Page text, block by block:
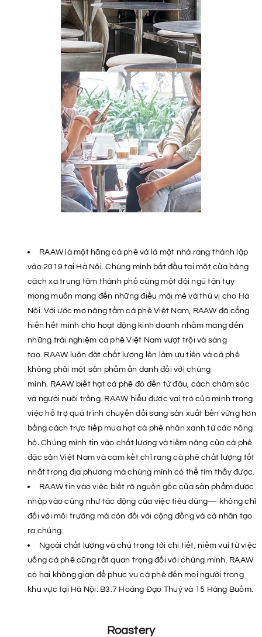
RAAW là một hãng cà phê và là một nhà rang thành lập
vào 2019 tại Hà Nội. Chúng mình bắt đầu tại một cửa hàng
cách xa trung tâm thành phố cùng một đội ngũ tận tụy
mong muốn mang đến những điều mới mẻ và thú vị cho Hà
Nội. Với ước mơ nâng tầm cà phê Việt Nam, RAAW đã cống
hiến hết mình cho hoạt động kinh doanh nhằm mang đến
những trải nghiệm cà phê Việt Nam vượt trội và sáng
tạo. RAAW luôn đặt chất lượng lên làm ưu tiên và cà phê
không phải một sản phẩm ẩn danh đối với chúng
mình. RAAW biết hạt cà phê đó đến từ đâu, cách chăm sóc
và người nuôi trồng. RAAW hiểu được vai trò của mình trong
việc hỗ trợ quá trình chuyển đổi sang sản xuất bền vững hơn
bằng cách trực tiếp mua hạt cà phê nhân xanh từ các nông
hộ. Chúng mình tin vào chất lượng và tiềm năng của cà phê
đặc sản Việt Nam và cam kết chỉ rang cà phê chất lượng tốt
nhất trong địa phương mà chúng mình có thể tìm thấy được.
RAAW tin vào việc biết rõ nguồn gốc của sản phẩm được
nhập vào cũng như tác động của việc tiêu dùng— không chỉ
đối với môi trường mà còn đối với cộng đồng và cá nhân tạo
ra chúng.
Ngoài chất lượng và chú trọng tới chi tiết, niềm vui từ việc
uống cà phê cũng rất quan trọng đối với chúng mình. RAAW
có hai không gian để phục vụ cà phê đến mọi người trong
khu vực tại Hà Nội: B3.7 Hoàng Đạo Thuý và 15 Hàng Buồm.
Roastery